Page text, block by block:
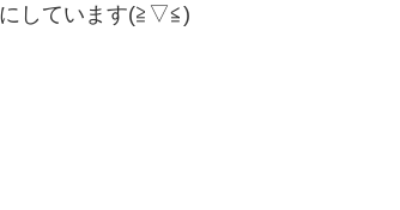
しています(≧▽≦)